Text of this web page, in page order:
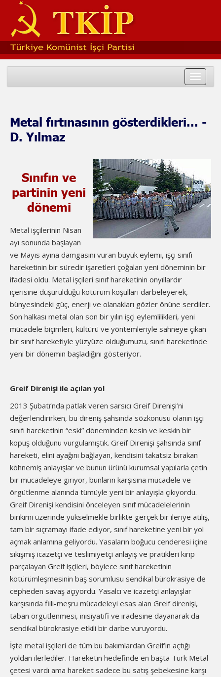
Toggle
Metal fırtınasının gösterdikleri... -
D. Yılmaz
Sınıfın ve
partinin yeni
dönemi
Metal işçilerinin Nisan
ayı sonunda başlayan
ve Mayıs ayına damgasını vuran büyük eylemi, işçi sınıfı
hareketinin bir süredir işaretleri çoğalan yeni döneminin bir
ifadesi oldu. Metal işçileri sınıf hareketinin onyıllardır
içerisine düşürüldüğü kötürüm koşulları darbeleyerek,
bünyesindeki güç, enerji ve olanakları gözler önüne serdiler.
Son halkası metal olan son bir yılın işçi eylemlilikleri, yeni
mücadele biçimleri, kültürü ve yöntemleriyle sahneye çıkan
bir sınıf hareketiyle yüzyüze olduğumuzu, sınıfı hareketinde
yeni bir dönemin başladığını gösteriyor.
Greif Direnişi ile açılan yol
2013 Şubatı’nda patlak veren sarsıcı Greif Direnişi’ni
değerlendirirken, bu direniş şahsında sözkonusu olanın işçi
sınıfı hareketinin “eski” döneminden kesin ve keskin bir
kopuş olduğunu vurgulamıştık. Greif Direnişi şahsında sınıf
hareketi, elini ayağını bağlayan, kendisini takatsiz bırakan
köhnemiş anlayışlar ve bunun ürünü kurumsal yapılarla çetin
bir mücadeleye giriyor, bunların karşısına mücadele ve
örgütlenme alanında tümüyle yeni bir anlayışla çıkıyordu.
Greif Direnişi kendisini önceleyen sınıf mücadelelerinin
birikimi üzerinde yükselmekle birlikte gerçek bir ileriye atılış,
tam bir sıçramayı ifade ediyor, sınıf hareketine yeni bir yol
açmak anlamına geliyordu. Yasaların boğucu cenderesi içine
sıkışmış icazetçi ve teslimiyetçi anlayış ve pratikleri kırıp
parçalayan Greif işçileri, böylece sınıf hareketinin
kötürümleşmesinin baş sorumlusu sendikal bürokrasiye de
cepheden savaş açıyordu. Yasalcı ve icazetçi anlayışlar
karşısında fiili-meşru mücadeleyi esas alan Greif direnişi,
taban örgütlenmesi, inisiyatifi ve iradesine dayanarak da
sendikal bürokrasiye etkili bir darbe vuruyordu.
İşte metal işçileri de tüm bu bakımlardan Greif’in açtığı
yoldan ilerlediler. Hareketin hedefinde en başta Türk Metal
çetesi vardı ama hareket sadece bu satış şebekesine karşı